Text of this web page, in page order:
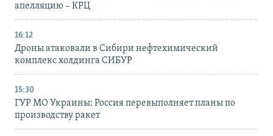
апелляцию – КРЦ
16:12
Дроны атаковали в Сибири нефтехимический
комплекс холдинга СИБУР
15:30
ГУР МО Украины: Россия перевыполняет планы по
производству ракет